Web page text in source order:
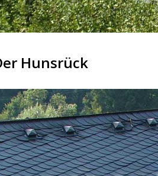
Hunsrück